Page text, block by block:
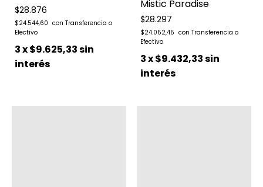
$28.876
$24.544,60
3x$9.625,33sin
interés
Mistic Paradise
$28.297
$24.052,45
3x$9.432,33sin
interés